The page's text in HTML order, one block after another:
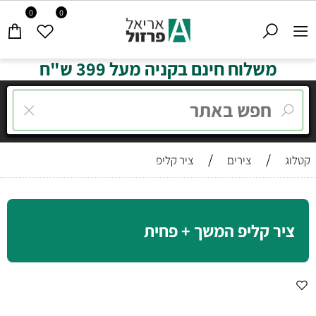
0 0
משלוח חינם בקניה מעל 399 ש"ח
קטלוג / צירים / ציר קליפ
ציר קליפ המשך + פחית